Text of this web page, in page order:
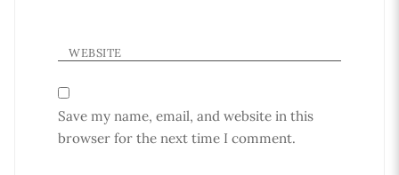
WEBSITE
Save my name, email, and website in this
browser for the next time I comment.